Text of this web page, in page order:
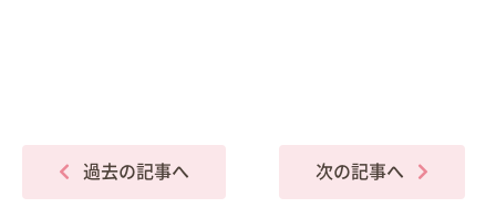
過去の記事へ 次の記事へ